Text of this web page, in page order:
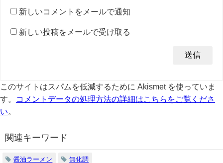
新しいコメントをメールで通知
新しい投稿をメールで受け取る
このサイトはスパムを低減するために Akismet を使っていま
す。
コメントデータの処理方法の詳細はこちらをご覧くださ
い
関連キーワード
醤油ラーメン 無化調